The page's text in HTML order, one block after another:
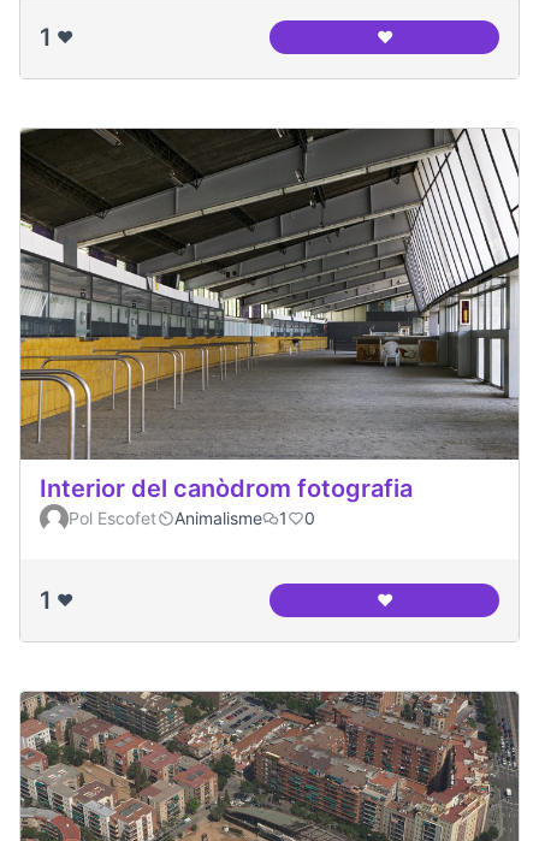
1 ❤️ ❤️Canòdrom
Interior del canòdrom fotografia
Pol Escofet Animalisme 1 0
1 ❤️ ❤️Interior del